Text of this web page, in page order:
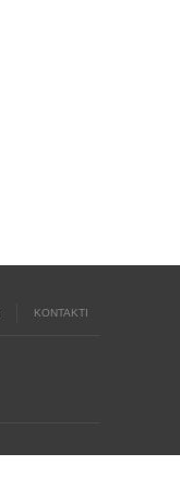
KONTAKTI